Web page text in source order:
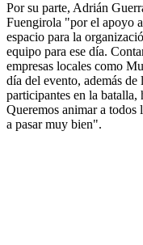
Por su parte, Adrián
Fuengirola "por el apoyo
espacio para la
equipo para ese día.
empresas locales como
día del evento, además
participantes en la batalla,
Queremos animar a todos
a pasar muy bien".